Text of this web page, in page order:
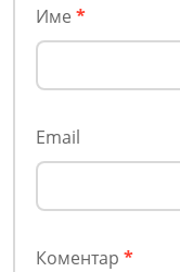
Име *
Email
Коментар *